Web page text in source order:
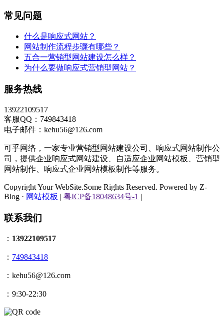
常见问题
什么是响应式网站？
网站制作流程步骤有哪些？
五合一营销型网站建设怎么样？
为什么要做响应式营销型网站？
服务热线
13922109517
客服QQ：749843418
电子邮件：kehu56@126.com
可乎网络，一家专业营销型网站建设公司、响应式网站制作公
司，提供企业响应式网站建设、自适应企业网站模板、营销型
网站制作、响应式企业网站模板制作等服务。
Copyright Your WebSite.Some Rights Reserved. Powered by Z-
Blog · 网站模板 | 粤ICP备18048634号-1 |
联系我们
： 13922109517
： 749843418
：kehu56@126.com
：9:30-22:30